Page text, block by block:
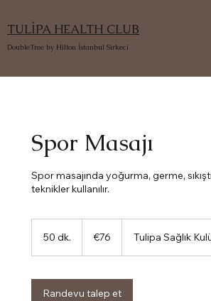
TULİPA HEALTH CLUB
DoubleTree by Hilton İstanbul Sirkeci
Spor Masajı
Spor masajında yoğurma, germe,
teknikler kullanılır.
50 dk.
k
.
€76 Tulipa Sağlık
Randevu talep et